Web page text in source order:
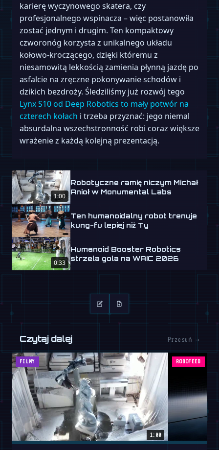
karierę wyczynowego skatera, czy
profesjonalnego wspinacza – więc postanowiła
zostać jednym i drugim. Ten kompaktowy
czworonóg korzysta z unikalnego układu
kołowo-kroczącego, dzięki któremu z
niesamowitą lekkością zamienia płynną jazdę po
asfalcie na zręczne pokonywanie schodów i
dzikich bezdroży. Śledziliśmy już rozwój tego
Lynx S10 od Deep Robotics to mały potwór na
czterech kołach i trzeba przyznać: jego niemal
absurdalna wszechstronność robi coraz większe
wrażenie z każdą kolejną prezentacją.
1:00
Robotyczne ramię niczym Michał
Anioł w Monumental Labs
Ten humanoidalny robot trenuje
kung-fu lepiej niż Ty
0:33
Humanoid Booster Robotics
strzela gola na WAIC 2026
Czytaj dalej Przesuń →
FILMY
1:00
ROBOFEED